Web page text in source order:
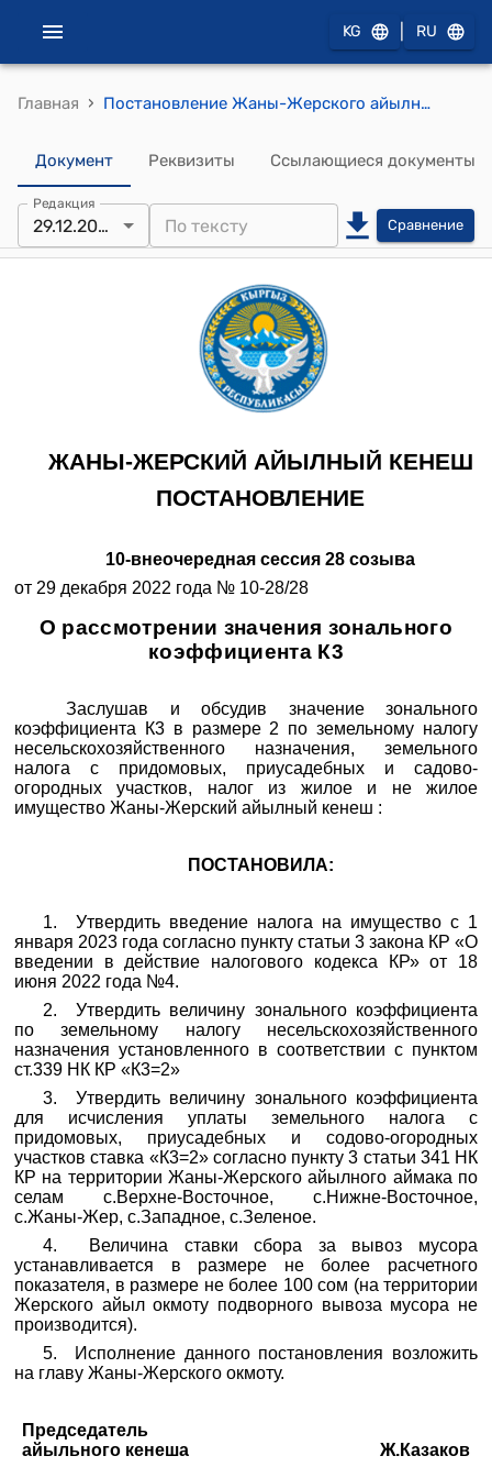
KG RU
Главная › Постановление Жаны-Жерского айылного кенеша от 29 декабря 2022 года № 10-28/28 "О рассмотрении значения зонального коэффициента К3"
Документ Реквизиты Ссылающиеся документы
Редакция
29.12.2022 Сравнение